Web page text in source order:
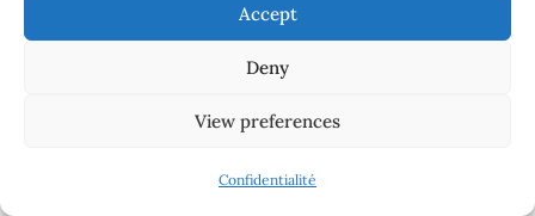
Accept
Deny
View preferences
Confidentialité
Comment vendre un appartement
vide en un temps record ?
7 MARS 2024 0 COMMENTS